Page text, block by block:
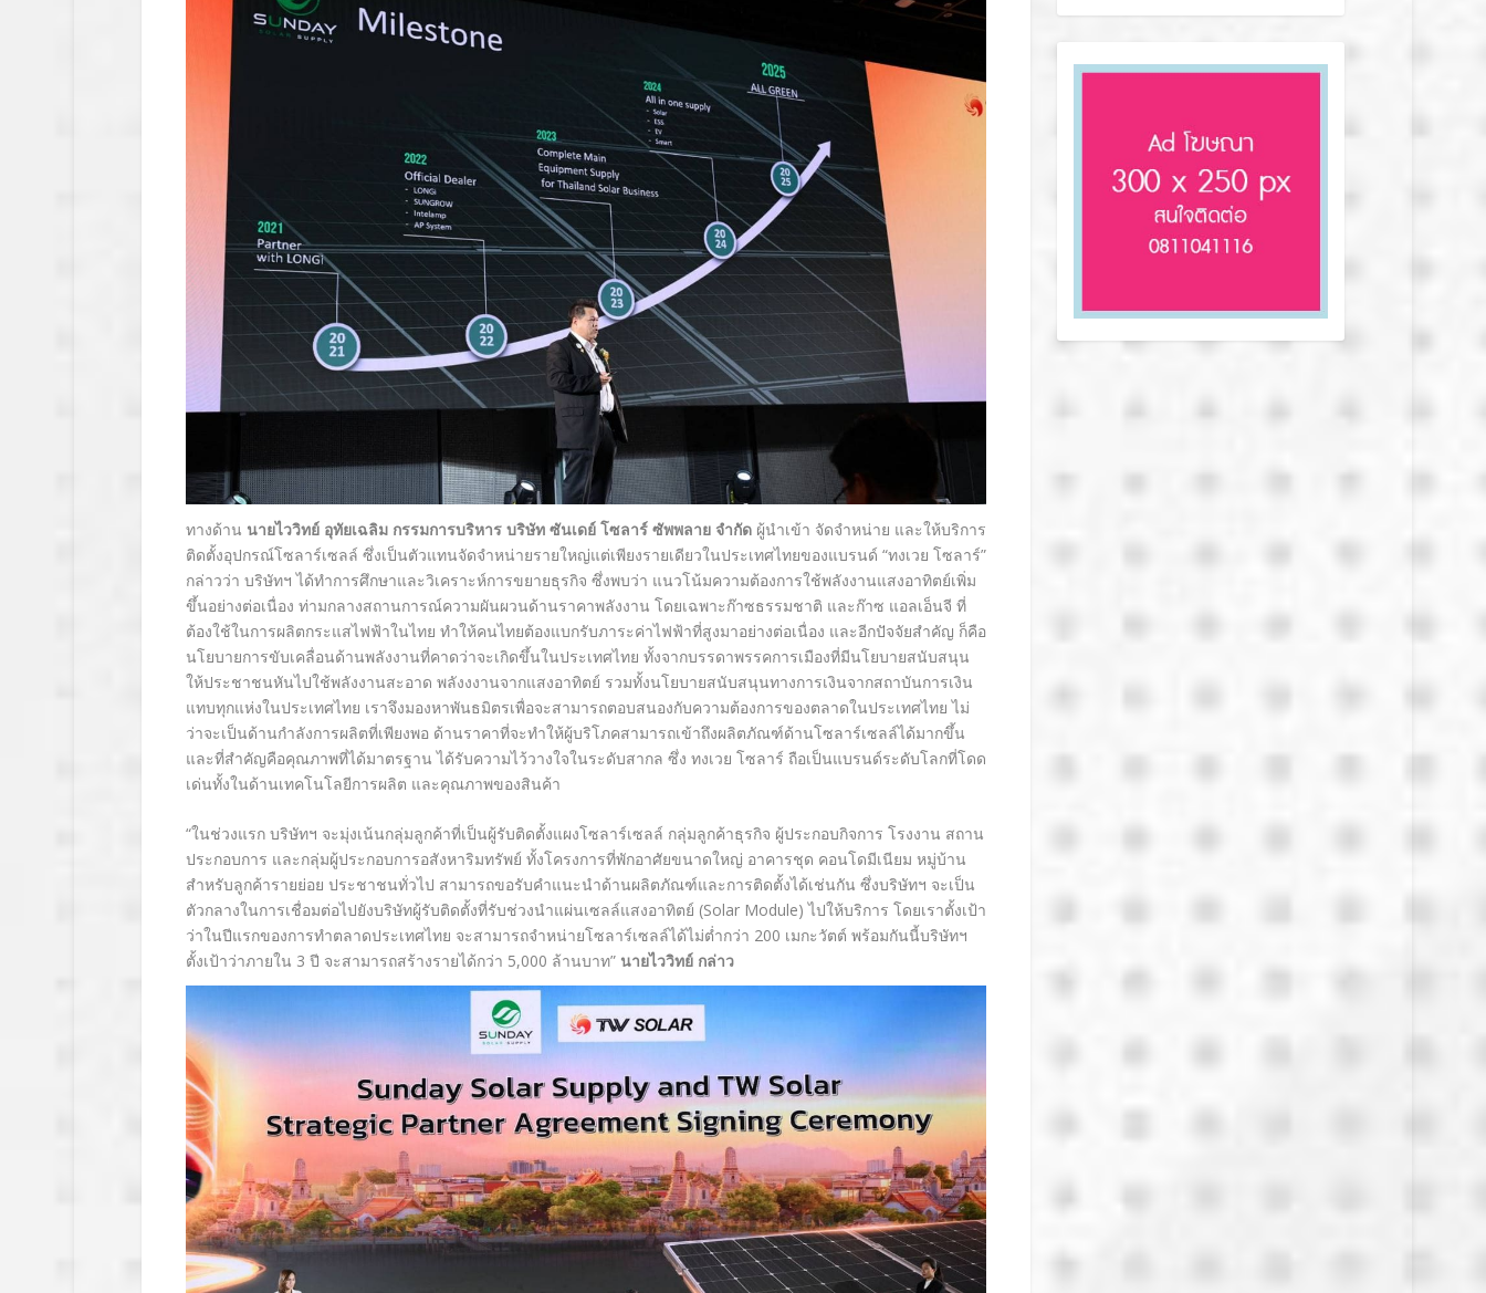
ทางด้าน นายไววิทย์ อุทัยเฉลิม กรรมการบริหาร บริษัท ซันเดย์ โซลาร์ ซัพพลาย จำกัดผู้นำเข้า จัดจำหน่าย และให้บริการ
ติดตั้งอุปกรณ์โซลาร์เซลล์ ซึ่งเป็นตัวแทนจัดจำหน่ายรายใหญ่แต่เพียงรายเดียวในประเทศไทยของแบรนด์ “ทงเวย โซลาร์”
กล่าวว่า บริษัทฯ ได้ทำการศึกษาและวิเคราะห์การขยายธุรกิจ ซึ่งพบว่า แนวโน้มความต้องการใช้พลังงานแสงอาทิตย์เพิ่ม
ขึ้นอย่างต่อเนื่อง ท่ามกลางสถานการณ์ความผันผวนด้านราคาพลังงาน โดยเฉพาะก๊าซธรรมชาติ และก๊าซ แอลเอ็นจี ที่
ต้องใช้ในการผลิตกระแสไฟฟ้าในไทย ทำให้คนไทยต้องแบกรับภาระค่าไฟฟ้าที่สูงมาอย่างต่อเนื่อง และอีกปัจจัยสำคัญ ก็คือ
นโยบายการขับเคลื่อนด้านพลังงานที่คาดว่าจะเกิดขึ้นในประเทศไทย ทั้งจากบรรดาพรรคการเมืองที่มีนโยบายสนับสนุน
ให้ประชาชนหันไปใช้พลังงานสะอาด พลังงงานจากแสงอาทิตย์ รวมทั้งนโยบายสนับสนุนทางการเงินจากสถาบันการเงิน
แทบทุกแห่งในประเทศไทย เราจึงมองหาพันธมิตรเพื่อจะสามารถตอบสนองกับความต้องการของตลาดในประเทศไทย ไม่
ว่าจะเป็นด้านกำลังการผลิตที่เพียงพอ ด้านราคาที่จะทำให้ผู้บริโภคสามารถเข้าถึงผลิตภัณฑ์ด้านโซลาร์เซลล์ได้มากขึ้น
และที่สำคัญคือคุณภาพที่ได้มาตรฐาน ได้รับความไว้วางใจในระดับสากล ซึ่ง ทงเวย โซลาร์ ถือเป็นแบรนด์ระดับโลกที่โดด
เด่นทั้งในด้านเทคโนโลยีการผลิต และคุณภาพของสินค้า
“ในช่วงแรก บริษัทฯ จะมุ่งเน้นกลุ่มลูกค้าที่เป็นผู้รับติดตั้งแผงโซลาร์เซลล์ กลุ่มลูกค้าธุรกิจ ผู้ประกอบกิจการ โรงงาน สถาน
ประกอบการ และกลุ่มผู้ประกอบการอสังหาริมทรัพย์ ทั้งโครงการที่พักอาศัยขนาดใหญ่ อาคารชุด คอนโดมีเนียม หมู่บ้าน
สำหรับลูกค้ารายย่อย ประชาชนทั่วไป สามารถขอรับคำแนะนำด้านผลิตภัณฑ์และการติดตั้งได้เช่นกัน ซึ่งบริษัทฯ จะเป็น
ตัวกลางในการเชื่อมต่อไปยังบริษัทผู้รับติดตั้งที่รับช่วงนำแผ่นเซลล์แสงอาทิตย์ (Solar Module)ไปให้บริการ โดยเราตั้งเป้า
ว่าในปีแรกของการทำตลาดประเทศไทย จะสามารถจำหน่ายโซลาร์เซลล์ได้ไม่ต่ำกว่า 200 เมกะวัตต์ พร้อมกันนี้บริษัทฯ
ตั้งเป้าว่าภายใน 3 ปี จะสามารถสร้างรายได้กว่า 5,000 ล้านบาท” นายไววิทย์ กล่าว